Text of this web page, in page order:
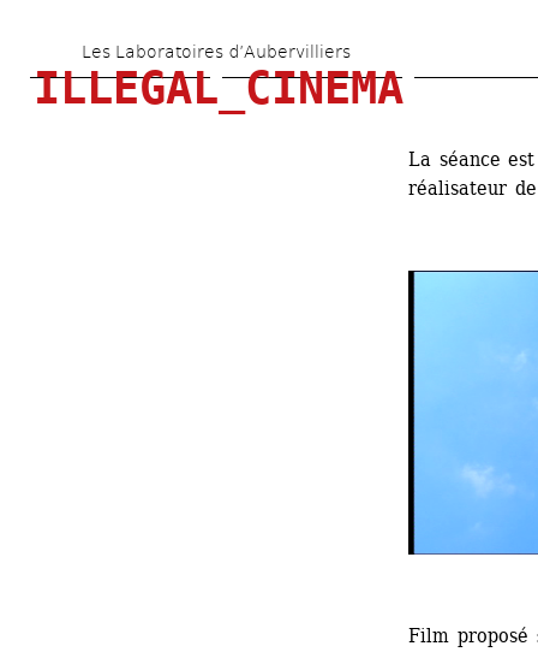
au
contenu
Les Laboratoires d’Aubervilliers
ILLEGAL_CINEMA
La séance
réalisateur
Film proposé